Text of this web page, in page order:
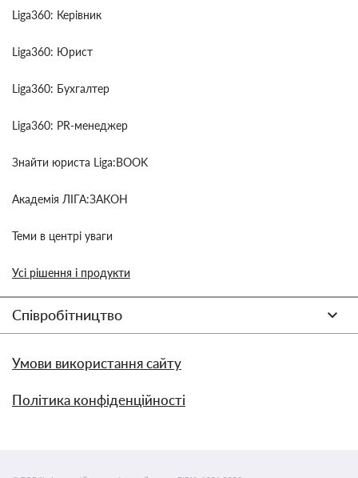
Liga360: Керівник
Liga360: Юрист
Liga360: Бухгалтер
Liga360: PR-менеджер
Знайти юриста Liga:BOOK
Академія ЛІГА:ЗАКОН
Теми в центрі уваги
Усі рішення і продукти
Співробітництво
Умови використання сайту
Політика конфіденційності